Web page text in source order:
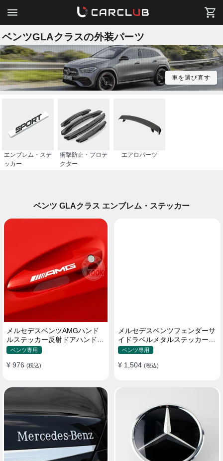
ベンツGLAクラスの外装パーツ
車を選び直す
エンブレム・ステ
ッカー
衝撃防止・プロテ
クター
エアロパーツ
ベンツ GLAクラス エンブレム・ステッカー
メルセデスベンツAMGハンド
ルステッカー反射ドアハンドル
カーステッカー
ベンツ専用
¥ 976 (税込)
メルセデスベンツフェンダーサ
イドラベルメタルステッカーC
クラスEクラスGLAGLE
ベンツ専用
¥ 1,504 (税込)